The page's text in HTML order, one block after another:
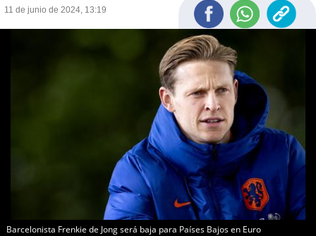
11 de junio de 2024, 13:19
Barcelonista Frenkie de Jong será baja para Países Bajos en Euro